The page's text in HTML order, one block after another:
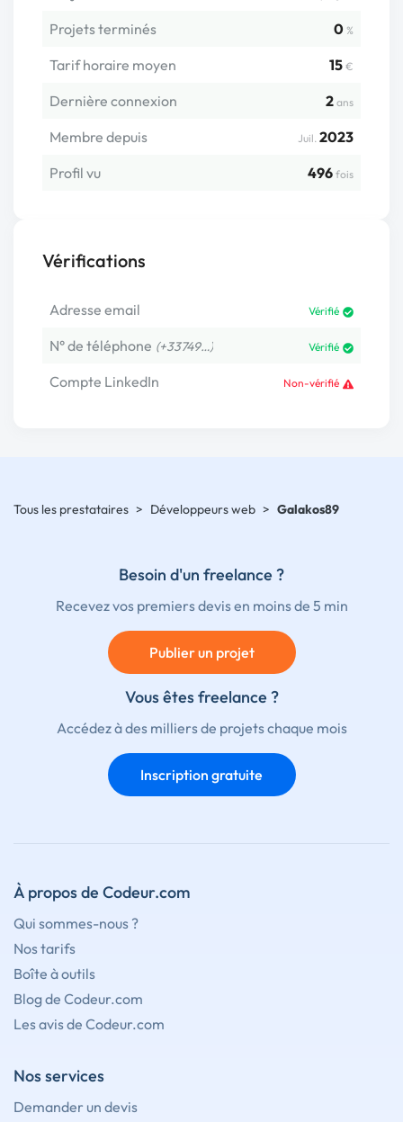
Projets terminés 0 %
Tarif horaire moyen 15 €
Dernière connexion 2 ans
Membre depuis Juil. 2023
Profil vu
496 fois
Vérifications
Adresse email Vérifié
N° de téléphone (+33749…) Vérifié
Compte LinkedIn Non-vérifié
Tous les prestataires > Développeurs web > Galakos89
Besoin d'un freelance ?
Recevez vos premiers devis en moins de 5 min
Publier un projet
Vous êtes freelance ?
Accédez à des milliers de projets chaque mois
Inscription gratuite
À propos de Codeur.com
Qui sommes-nous ?
Nos tarifs
Boîte à outils
Blog de Codeur.com
Les avis de Codeur.com
Nos services
Demander un devis